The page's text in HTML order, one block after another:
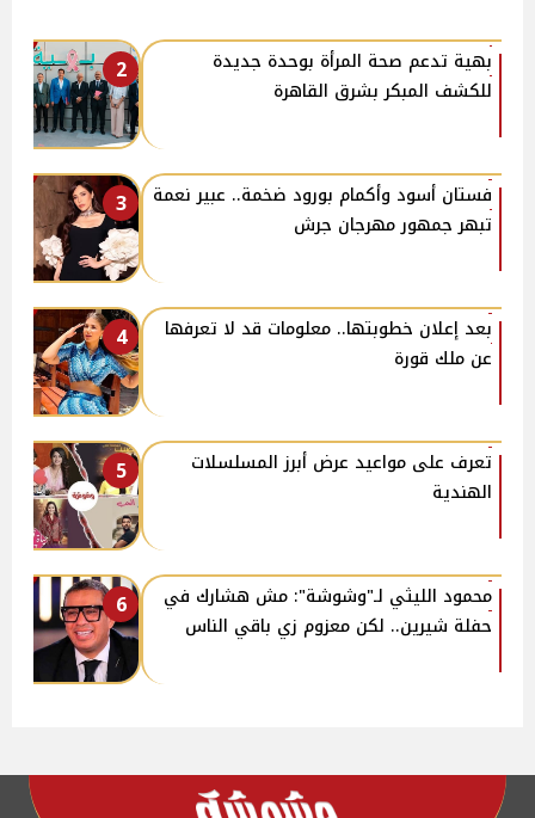
2
بهية تدعم صحة المرأة بوحدة جديدة
للكشف المبكر بشرق القاهرة
3
فستان أسود وأكمام بورود ضخمة.. عبير نعمة
تبهر جمهور مهرجان جرش
4
بعد إعلان خطوبتها.. معلومات قد لا تعرفها
عن ملك قورة
5
تعرف على مواعيد عرض أبرز المسلسلات
الهندية
6
محمود الليثي لـ"وشوشة": مش هشارك في
حفلة شيرين.. لكن معزوم زي باقي الناس